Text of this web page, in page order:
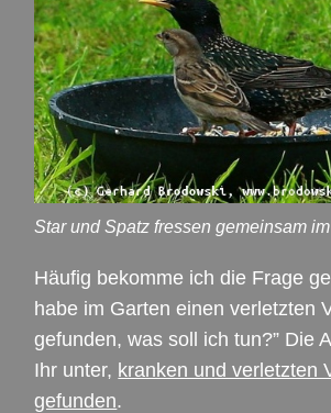
Star und Spatz fressen gemeinsam
Häufig bekomme ich die Frage
habe im Garten einen verletzten
gefunden, was soll ich tun?” Die
Ihr unter, kranken und verletzten
gefunden.